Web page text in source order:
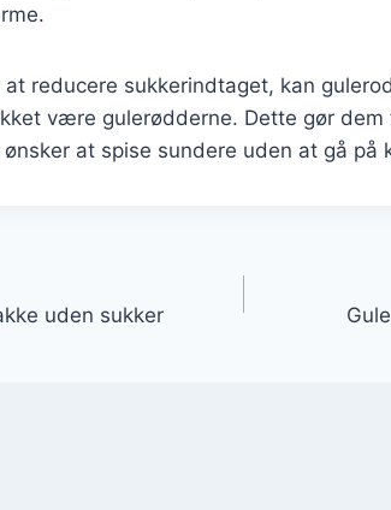
at reducere sukkerindtaget, kan
være gulerødderne. Dette gør dem
at spise sundere uden at gå på
uden sukker